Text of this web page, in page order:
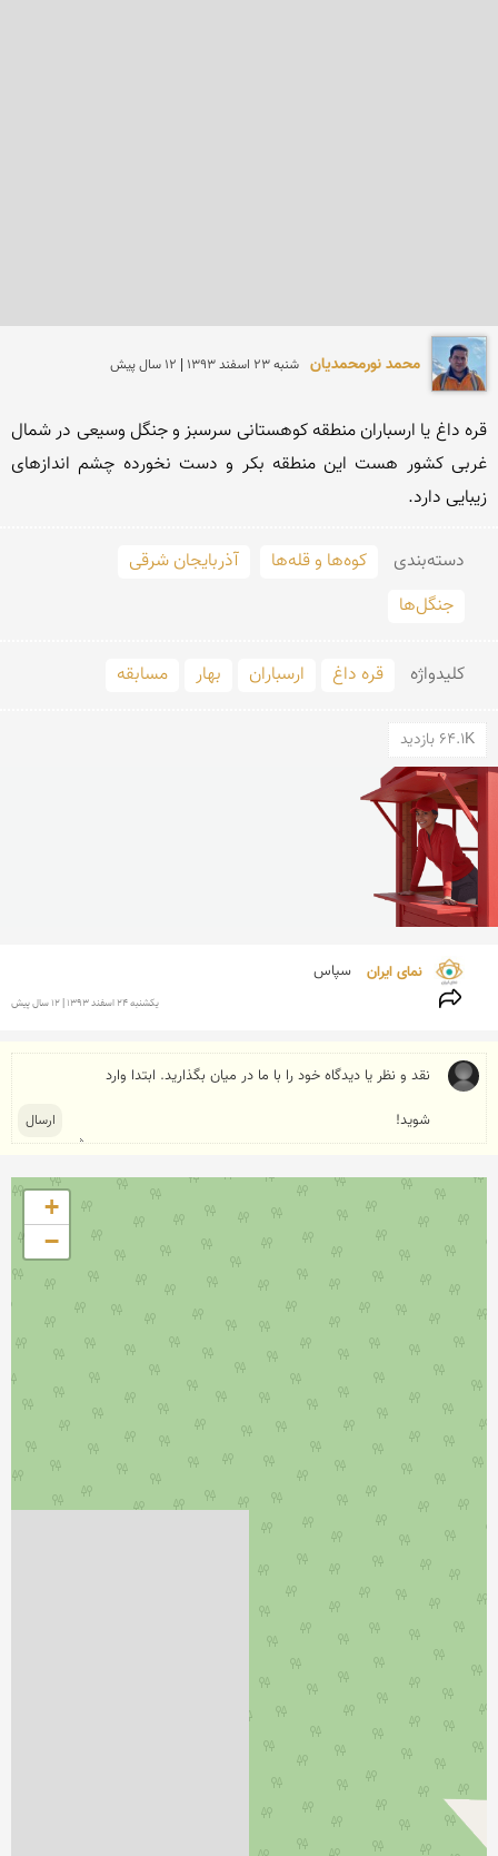
محمد نورمحمديان شنبه 23 اسفند 1393 | 12 سال پیش
زیبایی دارد.
دسته‌بندی کوه‌ها و قله‌ها
آذربایجان شرقی
جنگل‌ها
کلید‌واژه قره داغ ارسباران بهار مسابقه
64.1K بازدید
نمای ایران سپاس
يكشنبه 24 اسفند 1393 | 12 سال پیش
+
−